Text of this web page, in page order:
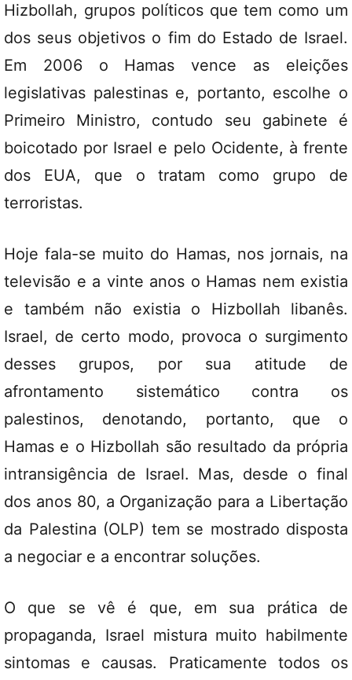
Hizbollah, grupos políticos que tem como um
dos seus objetivos o fim do Estado de Israel.
Em 2006 o Hamas vence as eleições
legislativas palestinas e, portanto, escolhe o
Primeiro Ministro, contudo seu gabinete é
boicotado por Israel e pelo Ocidente, à frente
dos EUA, que o tratam como grupo de
terroristas.
Hoje fala-se muito do Hamas, nos jornais, na
televisão e a vinte anos o Hamas nem existia
e também não existia o Hizbollah libanês.
Israel, de certo modo, provoca o surgimento
desses grupos, por sua atitude de
afrontamento sistemático contra os
palestinos, denotando, portanto, que o
Hamas e o Hizbollah são resultado da própria
intransigência de Israel. Mas, desde o final
dos anos 80, a Organização para a Libertação
da Palestina (OLP) tem se mostrado disposta
a negociar e a encontrar soluções.
O que se vê é que, em sua prática de
propaganda, Israel mistura muito habilmente
sintomas e causas. Praticamente todos os